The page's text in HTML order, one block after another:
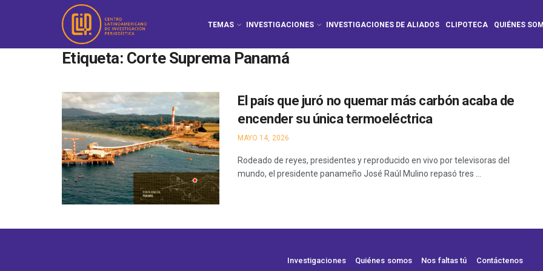
TEMAS INVESTIGACIONES INVESTIGACIONES DE ALIADOS CLIPOTECA QUIÉNES
Etiqueta: Corte Suprema Panamá
El país que juró no quemar más carbón acaba de
encender su única termoeléctrica
MAYO 14, 2026
Rodeado de reyes, presidentes y reproducido en vivo por televisoras del
mundo, el presidente panameño José Raúl Mulino repasó tres ...
Investigaciones Quiénes somos Nos faltas tú Contáctenos